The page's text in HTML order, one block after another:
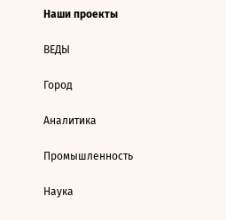
Наши проекты
ВЕДЫ
Город
Аналитика
Промышленность
Наука